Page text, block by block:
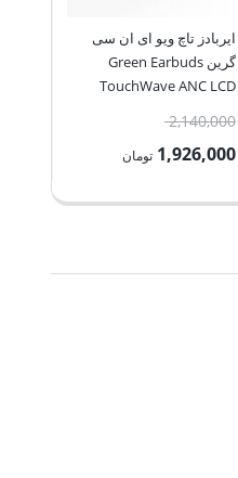
ایربادز تاچ ویو ای ان سی
گرین Green Earbuds
TouchWave ANC LCD
2,140,000قیمت
اصلی:
بود.
1,926,000 تومان